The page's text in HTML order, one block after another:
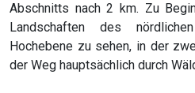
Abschnitts nach 2 km. Zu
Landschaften des
Hochebene zu sehen, in der
der Weg hauptsächlich durch